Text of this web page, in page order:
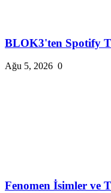
BLOK3'ten Spotify
Ağu 5, 2026 0
Fenomen İsimler ve